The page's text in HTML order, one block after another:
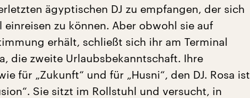
ägyptischen DJ zu empfangen, der sich
zu können. Aber obwohl sie auf
erhält, schließt sich ihr am Terminal
die zweite Urlaubsbekanntschaft. Ihre
für „Zukunft“ und für „Husni“, den DJ. Rosa ist
Sie sitzt im Rollstuhl und versucht, in